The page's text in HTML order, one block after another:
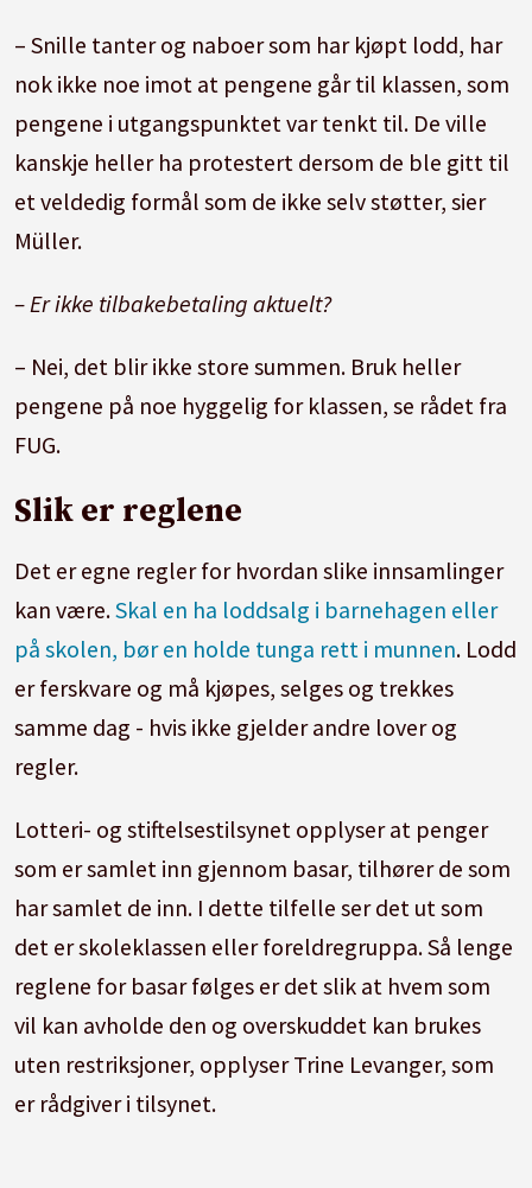
– Snille tanter og naboer som har kjøpt lodd, har
nok ikke noe imot at pengene går til klassen, som
pengene i utgangspunktet var tenkt til. De ville
kanskje heller ha protestert dersom de ble gitt til
et veldedig formål som de ikke selv støtter, sier
Müller.
– Er ikke tilbakebetaling aktuelt?
– Nei, det blir ikke store summen. Bruk heller
pengene på noe hyggelig for klassen, se rådet fra
FUG.
Slik er reglene
Det er egne regler for hvordan slike innsamlinger
kan være.Skal en ha loddsalg i barnehagen eller
på skolen, bør en holde tunga rett i munnen. Lodd
er ferskvare og må kjøpes, selges og trekkes
samme dag - hvis ikke gjelder andre lover og
regler.
Lotteri- og stiftelsestilsynet opplyser at penger
som er samlet inn gjennom basar, tilhører de som
har samlet de inn. I dette tilfelle ser det ut som
det er skoleklassen eller foreldregruppa. Så lenge
reglene for basar følges er det slik at hvem som
vil kan avholde den og overskuddet kan brukes
uten restriksjoner, opplyser Trine Levanger, som
er rådgiver i tilsynet.